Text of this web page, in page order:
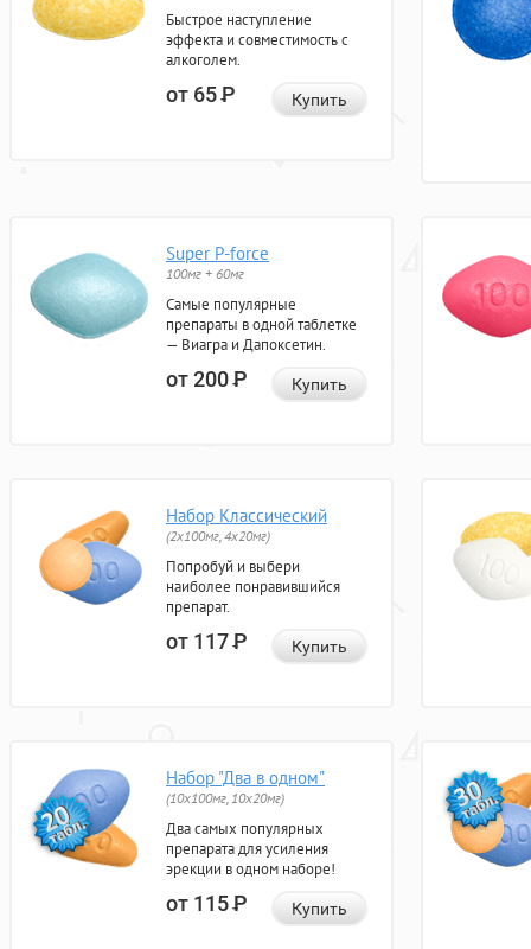
Быстрое наступление
эффекта и совместимость с
алкоголем.
от 65Р Купить
Super P-force
100мг + 60мг
Самые популярные
препараты в одной таблетке
— Виагра и Дапоксетин.
от 200Р Купить
Набор Классический
(2x100мг, 4x20мг)
Попробуй и выбери
наиболее понравившийся
препарат.
от 117Р Купить
Набор "Два в одном"
(10x100мг, 10x20мг)
Два самых популярных
препарата для усиления
эрекции в одном наборе!
от 115Р Купить